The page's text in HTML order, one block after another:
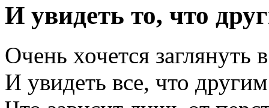
И увидеть то, что
Очень хочется заглянуть в
И увидеть все, что